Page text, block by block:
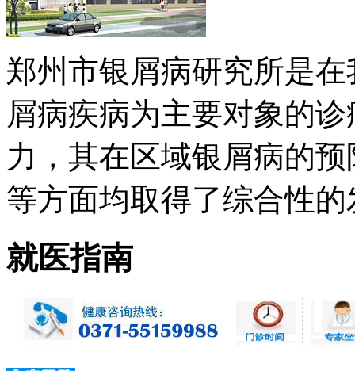
郑州市银屑病研究所是
屑病疾病为主要对象的
力，其在区域银屑病的
等方面均取得了综合性的
就医指南